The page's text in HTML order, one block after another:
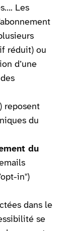
Les
réduit) ou
d’une
reposent
du
du
in")
dans le
se